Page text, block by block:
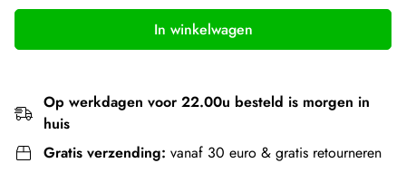
In winkelwagen
Op werkdagen voor 22.00u besteld is morgen in
huis
Gratis verzending: vanaf 30 euro & gratis retourneren